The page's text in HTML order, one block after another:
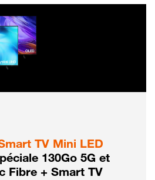
TV Mini LED
130Go 5G et
Fibre + Smart TV